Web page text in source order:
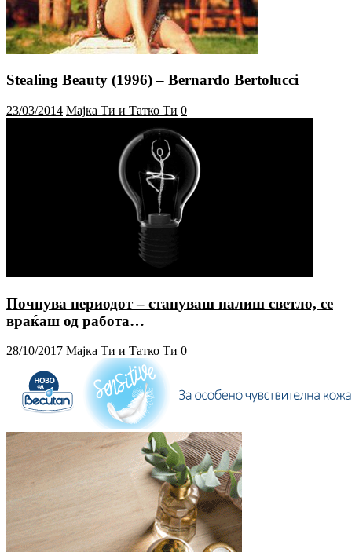
Stealing Beauty (1996) – Bernardo Bertolucci
23/03/2014 Мајка Ти и Татко Ти 0
Почнува периодот – стануваш палиш светло, се
враќаш од работа…
28/10/2017 Мајка Ти и Татко Ти 0